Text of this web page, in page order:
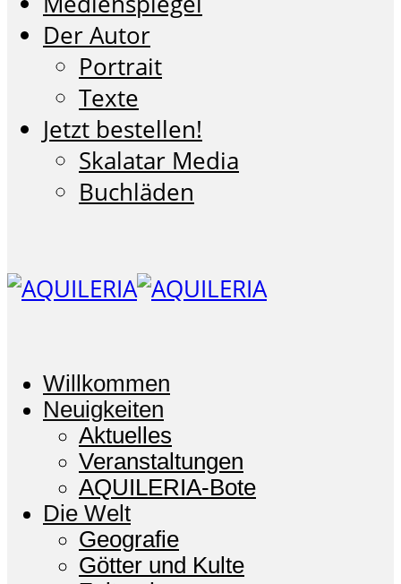
Der Autor
Portrait
Texte
Jetzt bestellen!
Skalatar Media
Buchläden
Willkommen
Neuigkeiten
Aktuelles
Veranstaltungen
AQUILERIA-Bote
Die Welt
Geografie
Götter und Kulte